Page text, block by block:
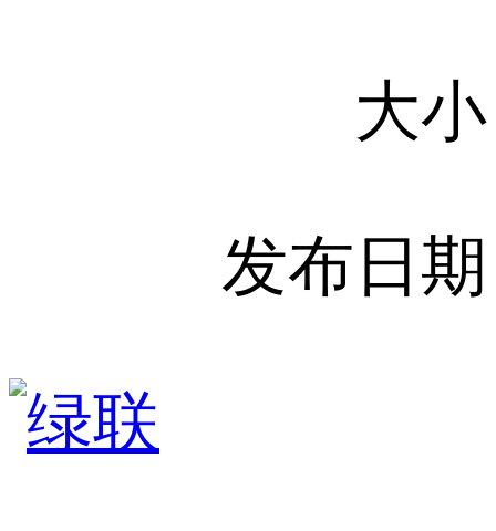
大小
发布日期